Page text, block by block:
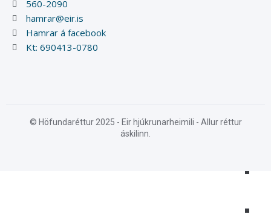
560-2090
hamrar@eir.is
Hamrar á facebook
Kt: 690413-0780
© Höfundaréttur 2025 - Eir hjúkrunarheimili - Allur réttur
áskilinn.